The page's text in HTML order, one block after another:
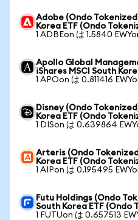
Adobe (Ondo
Korea ETF (Ondo
1 ADBEon は 1.5840
Apollo Global
iShares MSCI South
1 APOon は 0.811416
Disney (Ondo
Korea ETF (Ondo
1 DISon は 0.639864
Arteris (Ondo
Korea ETF (Ondo
1 AIPon は 0.195495
Futu Holdings (Ondo
South Korea ETF (Ondo
1 FUTUon は 0.657513